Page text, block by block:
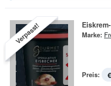
Verpasst! Marke:
Preis: